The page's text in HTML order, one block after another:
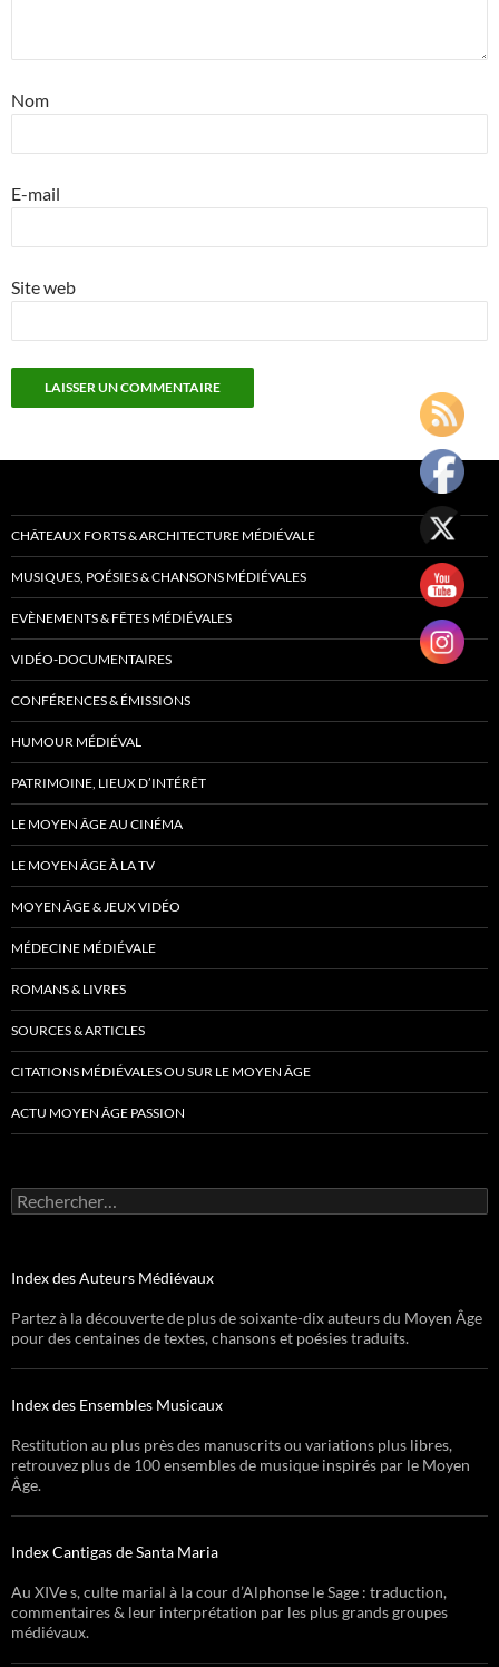
Nom
E-mail
Site web
CHÂTEAUX FORTS & ARCHITECTURE MÉDIÉVALE
MUSIQUES, POÉSIES & CHANSONS MÉDIÉVALES
EVÈNEMENTS & FÊTES MÉDIÉVALES
VIDÉO-DOCUMENTAIRES
CONFÉRENCES & ÉMISSIONS
HUMOUR MÉDIÉVAL
PATRIMOINE, LIEUX D’INTÉRÊT
LE MOYEN ÂGE AU CINÉMA
LE MOYEN ÂGE À LA TV
MOYEN ÂGE & JEUX VIDÉO
MÉDECINE MÉDIÉVALE
ROMANS & LIVRES
SOURCES & ARTICLES
CITATIONS MÉDIÉVALES OU SUR LE MOYEN ÂGE
ACTU MOYEN ÂGE PASSION
Rechercher :
Index des Auteurs Médiévaux
Partez à la découverte de plus de soixante-dix auteurs du Moyen Âge
pour des centaines de textes, chansons et poésies traduits.
Index des Ensembles Musicaux
Restitution au plus près des manuscrits ou variations plus libres,
retrouvez plus de 100 ensembles de musique inspirés par le Moyen
Âge.
Index Cantigas de Santa Maria
Au XIVe s, culte marial à la cour d’Alphonse le Sage : traduction,
commentaires & leur interprétation par les plus grands groupes
médiévaux.